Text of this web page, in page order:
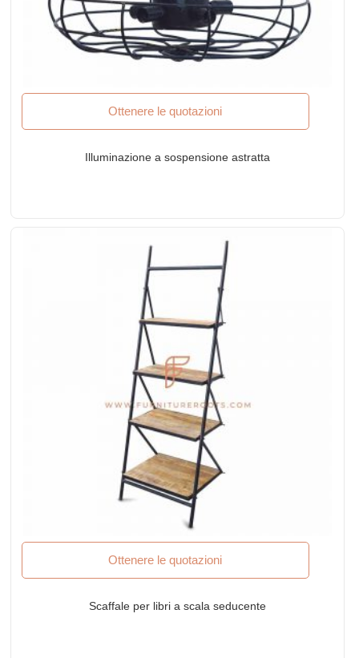
Ottenere le quotazioni
Illuminazione a sospensione astratta
Ottenere le quotazioni
Scaffale per libri a scala seducente